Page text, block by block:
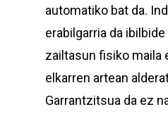
automatiko bat da.
erabilgarria da
zailtasun fisiko maila
elkarren artean
Garrantzitsua da ez